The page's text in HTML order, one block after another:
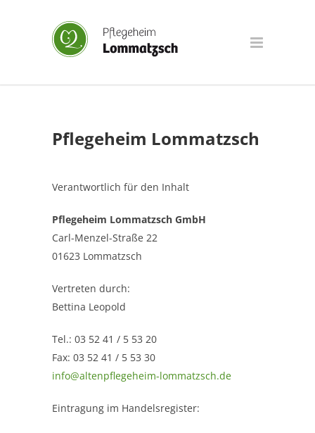
Pflegeheim Lommatzsch
Verantwortlich für den Inhalt
Pflegeheim Lommatzsch GmbH
Carl-Menzel-Straße 22
01623 Lommatzsch
Vertreten durch:
Bettina Leopold
Tel.: 03 52 41 / 5 53 20
Fax: 03 52 41 / 5 53 30
info@altenpflegeheim-lommatzsch.de
Eintragung im Handelsregister: